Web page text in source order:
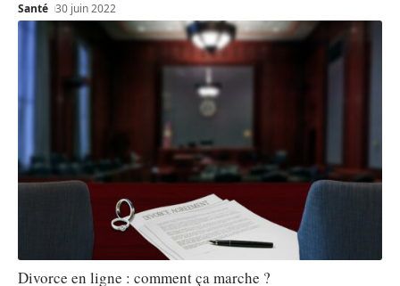
Santé 30 juin 2022
Divorce en ligne : comment ça marche ?